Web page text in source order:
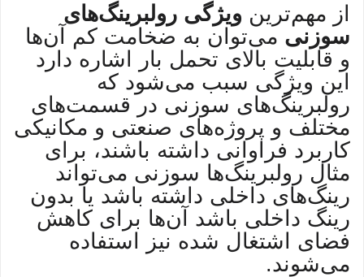
از مهم‌ترین ویژگی رولبرینگ‌های
سوزنی می‌توان به ضخامت کم آن‌ها
و قابلیت بالای تحمل بار اشاره دارد
این ویژگی سبب می‌شود که
رولبرینگ‌های سوزنی در قسمت‌های
مختلف و پروژه‌های صنعتی و مکانیکی
کاربرد فراوانی داشته باشند، برای
مثال رولبرینگ‌ها سوزنی می‌تواند
رینگ‌های داخلی داشته باشد یا بدون
رینگ داخلی باشد آن‌ها برای کاهش
فضای اشتغال شده نیز استفاده
می‌شوند.